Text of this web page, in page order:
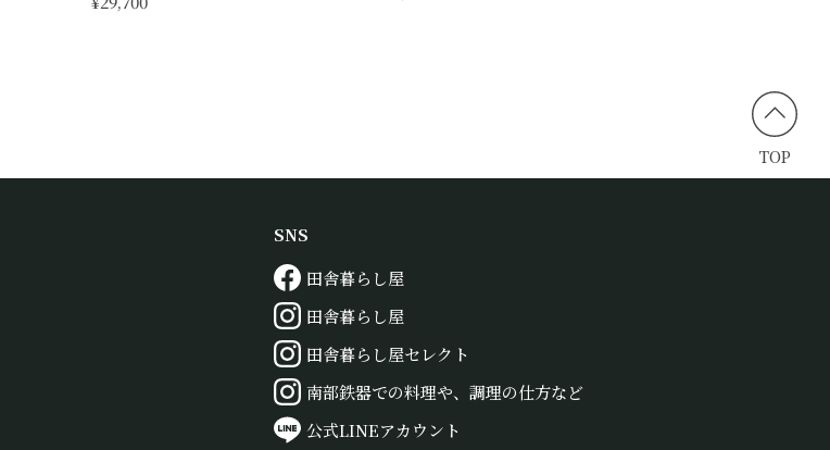
TOP
SNS
田舎暮らし屋
田舎暮らし屋
田舎暮らし屋セレクト
南部鉄器での料理や、調理の仕方など
公式LINEアカウント